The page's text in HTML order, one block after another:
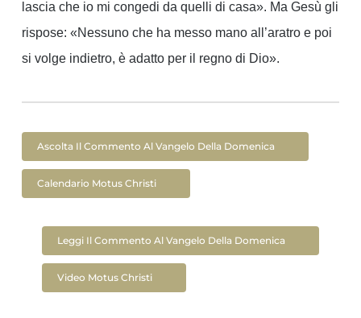
lascia che io mi congedi da quelli di casa». Ma Gesù gli
rispose: «Nessuno che ha messo mano all’aratro e poi
si volge indietro, è adatto per il regno di Dio».
Ascolta Il Commento Al Vangelo Della Domenica
Calendario Motus Christi
Leggi Il Commento Al Vangelo Della Domenica
Video Motus Christi